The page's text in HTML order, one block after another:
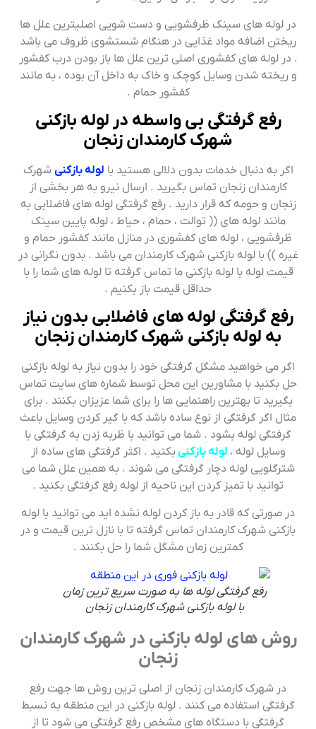
در لوله های سینک ظرفشویی و دست شویی اصلیترین علل ها
ریختن اضافه مواد غذایی در هنگام شستشوی ظروف می باشد
. در لوله های کفشوری اصلی ترین علل ها باز بودن درب کفشور
و ریخته شدن وسایل کوچک و خاک به داخل آن بوده ، به مانند
کفشور حمام .
رفع گرفتگی بی واسطه در لوله بازکنی
شهرک کارمندان زنجان
اگر به دنبال خدمات بدون دلالی هستید با لوله بازکنی شهرک
کارمندان زنجان تماس بگیرید . ارسال نیرو به هر بخشی از
زنجان و حومه که قرار دارید . رفع گرفتگی لوله های فاضلابی به
مانند لوله های (( توالت ، حمام ، حیاط ، لوله پایین سینک
ظرفشویی ، لوله های کفشوری در منازل مانند کفشور حمام و
غیره )) با لوله بازکنی شهرک کارمندان می باشد . بدون نگرانی در
قیمت لوله با لوله بازکنی ما تماس گرفته تا لوله های شما را با
حداقل قیمت باز بکنیم .
رفع گرفتگی لوله های فاضلابی بدون نیاز
به لوله بازکنی شهرک کارمندان زنجان
اگر می خواهید مشگل گرفتگی خود را بدون نیاز به لوله بازکنی
حل بکنید با مشاورین این محل توسط شماره های سایت تماس
بگیرید تا بهترین راهنمایی ها را برای شما عزیزان بکنند . برای
مثال اگر گرفتگی از نوع ساده باشد که با گیر کردن وسایل باعث
گرفتگی لوله بشود . شما می توانید با ظربه زدن به گرفتگی با
وسایل لوله ، لوله بازکنیبکنید . اکثر گرفتگی های ساده از
شترگلویی لوله دچار گرفتگی می شوند . به همین علل شما می
توانید با تمیز کردن این ناحیه از لوله رفع گرفتگی بکنید .
در صورتی که قادر به باز کردن لوله نشده اید می توانید با لوله
بازکنی شهرک کارمندان تماس گرفته تا با نازل ترین قیمت و در
کمترین زمان مشگل شما را حل بکنند .
رفع گرفتگی لوله ها به صورت سریع ترین زمان
با لوله بازکنی شهرک کارمندان زنجان
روش های لوله بازکنی در شهرک کارمندان
زنجان
در شهرک کارمندان زنجان از اصلی ترین روش ها جهت رفع
گرفتگی استفاده می کنند . لوله بازکنی در این منطقه به نسبط
گرفتگی با دستگاه های مشخص رفع گرفتگی می شود تا از